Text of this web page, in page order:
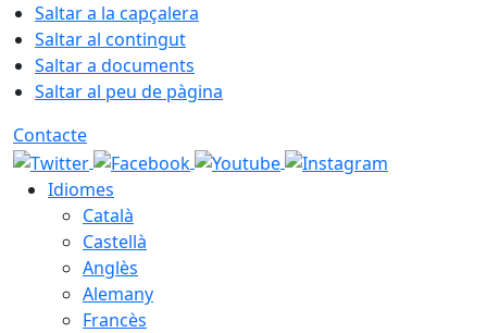
Saltar a la capçalera
Saltar al contingut
Saltar a documents
Saltar al peu de pàgina
Contacte
Idiomes
Català
Castellà
Anglès
Alemany
Francès